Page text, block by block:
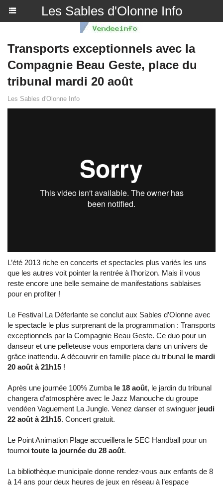
Les Sables d'Olonne Info
Transports exceptionnels avec la
Compagnie Beau Geste, place du
tribunal mardi 20 août
Les Sables d'Olonne Info
L’été 2013 riche en concerts et spectacles plus variés les uns
que les autres voit pointer la rentrée à l’horizon. Mais il vous
reste encore une belle semaine de manifestations sablaises
pour en profiter !
Le Festival La Déferlante se conclut aux Sables d’Olonne avec
le spectacle le plus surprenant de la programmation : Transports
exceptionnels par la Compagnie Beau Geste. Ce duo pour un
danseur et une pelleteuse vous emportera dans un univers de
grâce inattendu. A découvrir en famille place du tribunal le mardi
20 août à 21h15 !
Après une journée 100% Zumba le 18 août, le jardin du tribunal
changera d’atmosphère avec le Jazz Manouche du groupe
vendéen Vaguement La Jungle. Venez danser et swinguer jeudi
22 août à 21h15. Concert gratuit.
Le Point Animation Plage accueillera le SEC Handball pour un
tournoi toute la journée du 28 août.
La bibliothèque municipale donne rendez-vous aux enfants de 8
à 14 ans pour deux heures de jeux en réseau à l’espace